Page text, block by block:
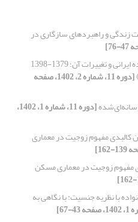
زندگی و راهبردهای سازگاری در
ارزشهای حاکم بر خانواده ایرانی و تغییرات آن؛ 1379-1398
[دوره 11، شماره 2، 1402، صفحه
[دوره 11، شماره 1، 1402،
کالبدی مفهوم زوجیت در معماری
مفهوم زوجیت در معماری مسکن
با نظریه جنسیت: با نگاهی به